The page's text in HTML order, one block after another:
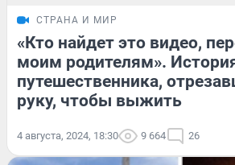
СТРАНА И МИР
«Кто найдет это видео,
моим родителям».
путешественника,
руку, чтобы выжить
4 августа, 2024, 18:30 9 664 26